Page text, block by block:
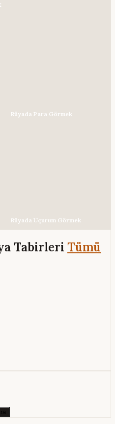
Rüyada Para Görmek
Rüyada Uçurum Görmek
Tabirleri Tümü